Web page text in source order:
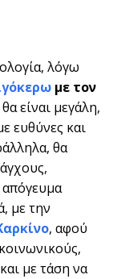
λόγω
με τον
είναι μεγάλη,
ευθύνες και
θα
με την
, αφού
με τάση να